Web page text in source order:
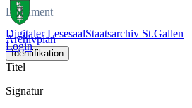
Digitaler LesesaalStaatsarchiv St.Gallen
Login
Dokument
Archivplan
Identifikation
Titel
Signatur